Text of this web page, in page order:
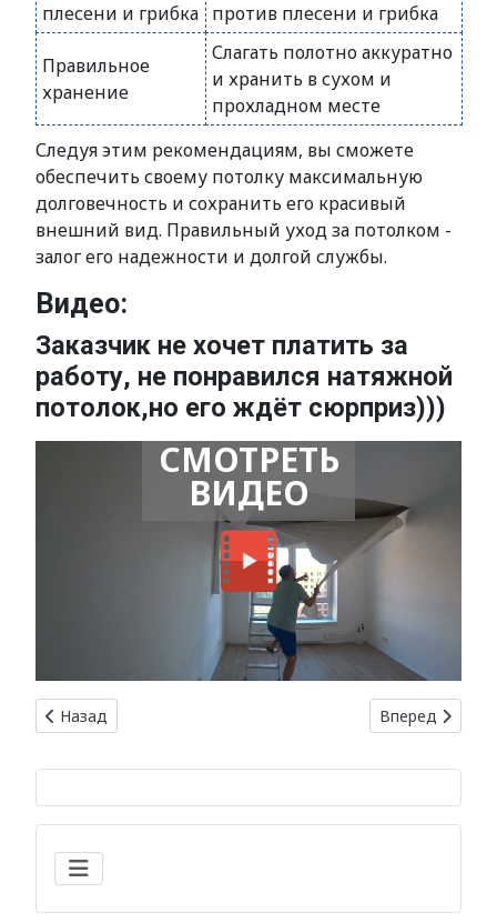
плесени и грибка против плесени и грибка
Правильное
хранение
Слагать полотно аккуратно
и хранить в сухом и
прохладном месте
Следуя этим рекомендациям, вы сможете
обеспечить своему потолку максимальную
долговечность и сохранить его красивый
внешний вид. Правильный уход за потолком -
залог его надежности и долгой службы.
Видео:
Заказчик не хочет платить за
работу, не понравился натяжной
потолок,но его ждёт сюрприз)))
СМОТРЕТЬ
ВИДЕО
Предыдущий: Курсы отделочных работ: как стать
Назад Следующий:
Вперед